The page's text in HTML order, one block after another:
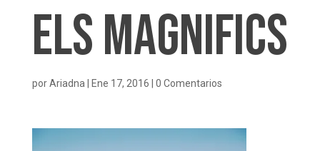
Els Magnifics
porAriadna Ene 17, 2016 0 Comentarios